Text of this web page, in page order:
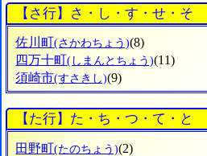
【さ行】さ・し・す・せ・そ
佐川町(さかわちょう)(8)
四万十町(しまんとちょう)(11)
須崎市(すさきし)(9)
【た行】た・ち・つ・て・と
田野町(たのちょう)(2)